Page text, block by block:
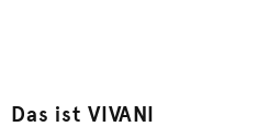
Das ist VIVANI